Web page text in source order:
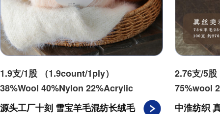
1.9支/1股 （1.9count/1ply）
38%Wool 40%Nylon 22%Acrylic
源头工厂十刻 雪宝羊毛混纺长绒毛
2.76支/5
75%wool
中淮纺织